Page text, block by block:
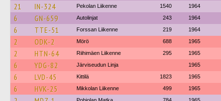
21 IN-324 Pekolan Liikenne 1540 1964
6 GN-659 Autolinjat 243 1964
6 TTE-51 Forssan Liikenne 219 1964
2 ODK-2 Mörö 688 1965
2 HTN-64 Riihimäen Liikenne 295 1965
6 YDG-82 Järviseudun Linja 1965
6 LVD-45 Kittilä 1823 1965
6 HVK-25 Mikkolan Liikenne 499 1965